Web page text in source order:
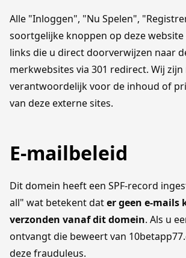
Alle "Inloggen", "Nu Spelen",
soortgelijke knoppen op deze
links die u direct doorverwijzen naar
merkwebsites via 301 redirect. Wij
verantwoordelijk voor de inhoud of
van deze externe sites.
E-mailbeleid
Dit domein heeft een SPF-record
all" wat betekent dater geen e-mails
verzonden vanaf dit domein. Als u
ontvangt die beweert van
deze frauduleus.